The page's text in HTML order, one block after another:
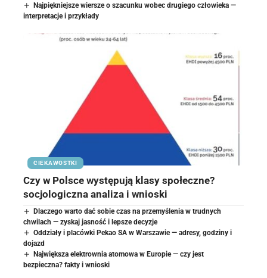
Najpiękniejsze wiersze o szacunku wobec drugiego człowieka —
interpretacje i przykłady
CIEKAWOSTKI
Czy w Polsce występują klasy społeczne?
socjologiczna analiza i wnioski
Dlaczego warto dać sobie czas na przemyślenia w trudnych
chwilach — zyskaj jasność i lepsze decyzje
Oddziały i placówki Pekao SA w Warszawie — adresy, godziny i
dojazd
Największa elektrownia atomowa w Europie — czy jest
bezpieczna? fakty i wnioski